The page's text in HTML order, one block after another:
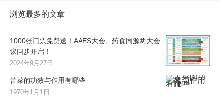
浏览最多的文章
1000张门票免费送！AAES大会、药食同源两大会
议同步开启！
2024年9月27日
苦菜的功效与作用有哪些
1970年1月1日